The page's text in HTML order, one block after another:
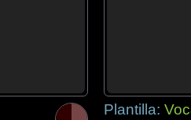
Plantilla: